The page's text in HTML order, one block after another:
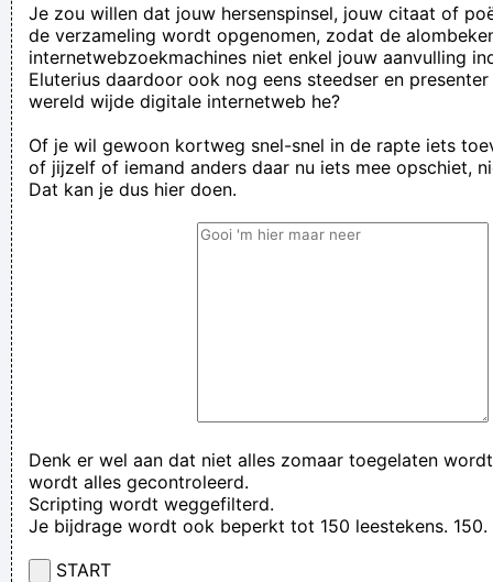
Je zou willen dat jouw hersenspinsel, jouw citaat of
de verzameling wordt opgenomen, zodat de
internetwebzoekmachines niet enkel jouw aanvulling
Eluterius daardoor ook nog eens steedser en
wereld wijde digitale internetweb he?
Of je wil gewoon kortweg snel-snel in de rapte iets
of jijzelf of iemand anders daar nu iets mee opschiet,
Dat kan je dus hier doen.
Denk er wel aan dat niet alles zomaar toegelaten
wordt alles gecontroleerd.
Scripting wordt weggefilterd.
Je bijdrage wordt ook beperkt tot 150 leestekens. 150.
START